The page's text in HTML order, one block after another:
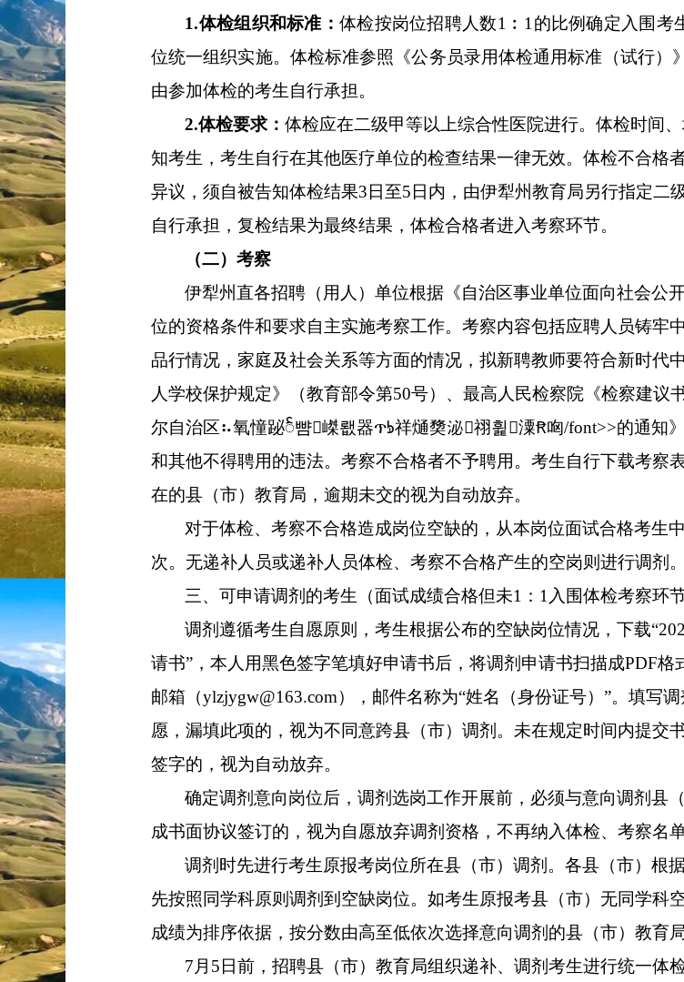
1.体检组织和标准： 体检按岗位招聘人数1 ︰ 1 的比例确定入围考
位统一组织实施。 体检标准参照《公务员录用体检通用标准（试行）
由参加体检的考生自行承担。
2.体检要求：体检应在二级甲等以上综合性医院进行。体检时间
知考生，考生自行在其他医疗单位的检查结果一律无效。体检不合格者
异议，须自被告知体检结果3日至5日内，由伊犁州教育局另行指定二
自行承担 ， 复检结果为最终结果，体检合格者进入考察环节。
（二）考察
伊犁州直各招聘（ 用人 ）单位根据《自治区事业单位面向社会公
位的资格条件和要求自主实施考察工作。 考察内容包括应聘人员铸牢
品行情况 ，家庭及社会关系等方面的情况，拟新聘教师要符合新时代
人学校保护规定》（教育部令第50号）、最高人民检察院《检察建议
尔自治区⠦氧憧䟤ꧥ뺨嵥뢦器ጥᘥ祥熥奦泌祤휥潥Ꞧ㕼/font>>的通知
和其他不得聘用的违法。考察不合格者不予聘用。 考生自行下载考察
在的县（市）教育局，逾期未交的视为自动放弃。
对于体检、考察不合格造成岗位空缺的，从本岗位面试合格考生
次。无递补人员或递补人员体检、考察不合格产生的空岗则进行调剂。
三、可申请调剂的考生（面试成绩合格但未1：1入围体检考察环节
调剂遵循考生自愿原则，考生根据公布的空缺岗位情况，下载“
请书”，本人用黑色签字笔填好申请书后，将调剂申请书扫描成PDF格
邮箱（ylzjygw@163.com），邮件名称为“姓名（身份证号）”。填写
愿，漏填此项的，视为不同意跨县（市）调剂。未在规定时间内提交
签字的，视为自动放弃。
确定调剂意向岗位后，调剂选岗工作开展前，必须与意向调剂县
成书面协议签订的，视为自愿放弃调剂资格，不再纳入体检、考察名
调剂时先进行考生原报考岗位所在县（市）调剂。各县（市）根
先按照同学科原则调剂到空缺岗位。如考生原报考县（市）无同学科
成绩为排序依据，按分数由高至低依次选择意向调剂的县（市）教育
7 月 5日前，招聘县（市）教育局组织递补、调剂考生进行统一体